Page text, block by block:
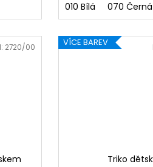
010 Bílá 070 Černá
2720/00 VÍCE BAREV
Triko